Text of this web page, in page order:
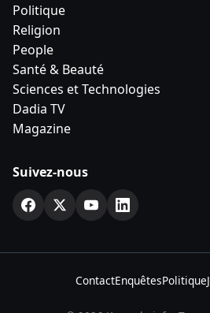
Politique
Religion
People
Santé & Beauté
Sciences et Technologies
Dadia TV
Magazine
Suivez-nous
ContactEnquêtesPolitique